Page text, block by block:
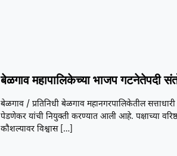
बेळगाव महापालिकेच्या भाजप गटनेतेपदी
बेळगाव / प्रतिनिधी बेळगाव महानगरपालिकेतील
पेडणेकर यांची नियुक्ती करण्यात आली आहे. पक्षाच्या
कौशल्यावर विश्वास[…]